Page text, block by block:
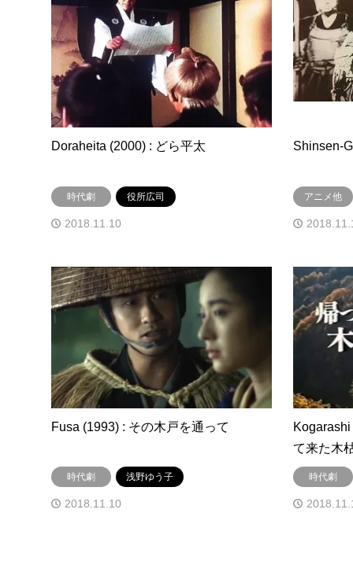
Doraheita (2000) : どら平太
時代劇 役所広司
2018.11.10
Shinsen-
アニメ他
Fusa (1993) : その木戸を通って
時代劇 浅野ゆう子
2018.11.10
て来た木
時代劇